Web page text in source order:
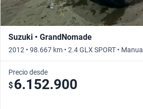
Suzuki • GrandNomade
2012 • 98.667 km • 2.4 GLX SPORT • Manual
Precio desde
$6.152.900